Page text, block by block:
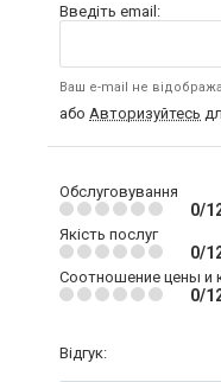
Введіть email:
Ваш e-mail не
або Авторизуйтесь
Обслуговування
0/
Якість послуг
0/
Соотношение цены и
0/
Відгук: